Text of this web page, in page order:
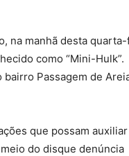
na manhã desta
como “Mini-Hulk”.
Passagem de
que possam auxiliar
do disque denúncia